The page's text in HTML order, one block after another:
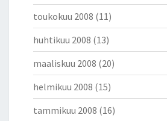
toukokuu 2008 (11)
huhtikuu 2008 (13)
maaliskuu 2008 (20)
helmikuu 2008 (15)
tammikuu 2008 (16)